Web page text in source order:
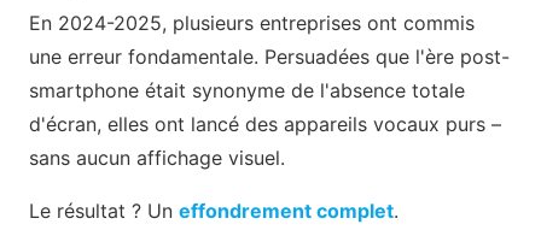
En 2024-2025, plusieurs entreprises ont commis
une erreur fondamentale. Persuadées que l'ère post-
smartphone était synonyme de l'absence totale
d'écran, elles ont lancé des appareils vocaux purs –
sans aucun affichage visuel.
Le résultat ? Un effondrement complet.